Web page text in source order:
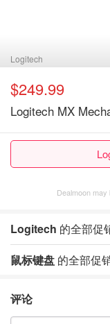
Logitech
$249.99
Logitech MX
Dealmoon
Logitech 的全部促
鼠标键盘 的全部促
评论